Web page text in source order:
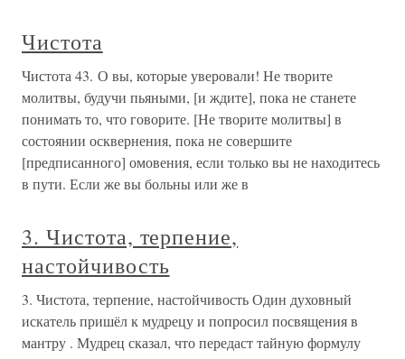
Чистота
Чистота 43. О вы, которые уверовали! Не творите
молитвы, будучи пьяными, [и ждите], пока не станете
понимать то, что говорите. [Не творите молитвы] в
состоянии осквернения, пока не совершите
[предписанного] омовения, если только вы не находитесь
в пути. Если же вы больны или же в
3. Чистота, терпение,
настойчивость
3. Чистота, терпение, настойчивость Один духовный
искатель пришёл к мудрецу и попросил посвящения в
мантру . Мудрец сказал, что передаст тайную формулу